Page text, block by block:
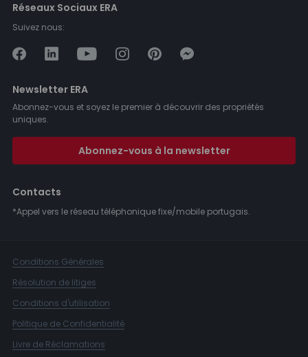
Réseaux Sociaux ERA
Suivez nous:
Newsletter ERA
Abonnez-vous et soyez le premier à découvrir des propriétés
uniques.
Abonnez-vous à la newsletter
Contacts
*Appel vers le réseau téléphonique fixe/mobile portugais.
Conditions Générales
Résolution de litiges
Conditions d'utilisation
Politique de Confidentialité
Livre de Réclamations